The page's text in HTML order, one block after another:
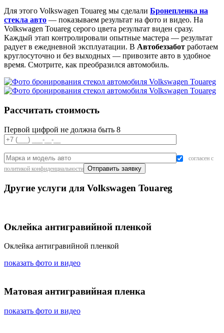
Для этого Volkswagen Touareg мы сделали Бронепленка на
стекла авто — показываем результат на фото и видео. На
Volkswagen Touareg серого цвета результат виден сразу.
Каждый этап контролировали опытные мастера — результат
радует в ежедневной эксплуатации. В Автобеззабот работаем
круглосуточно и без выходных — привозите авто в удобное
время. Смотрите, как преобразился автомобиль.
Рассчитать стоимость
Первой цифрой не должна быть 8
согласен с
политикой конфиденциальности
Другие услуги для Volkswagen Touareg
Оклейка антигравийной пленкой
Оклейка антигравийной пленкой
показать фото и видео
Матовая антигравийная пленка
показать фото и видео